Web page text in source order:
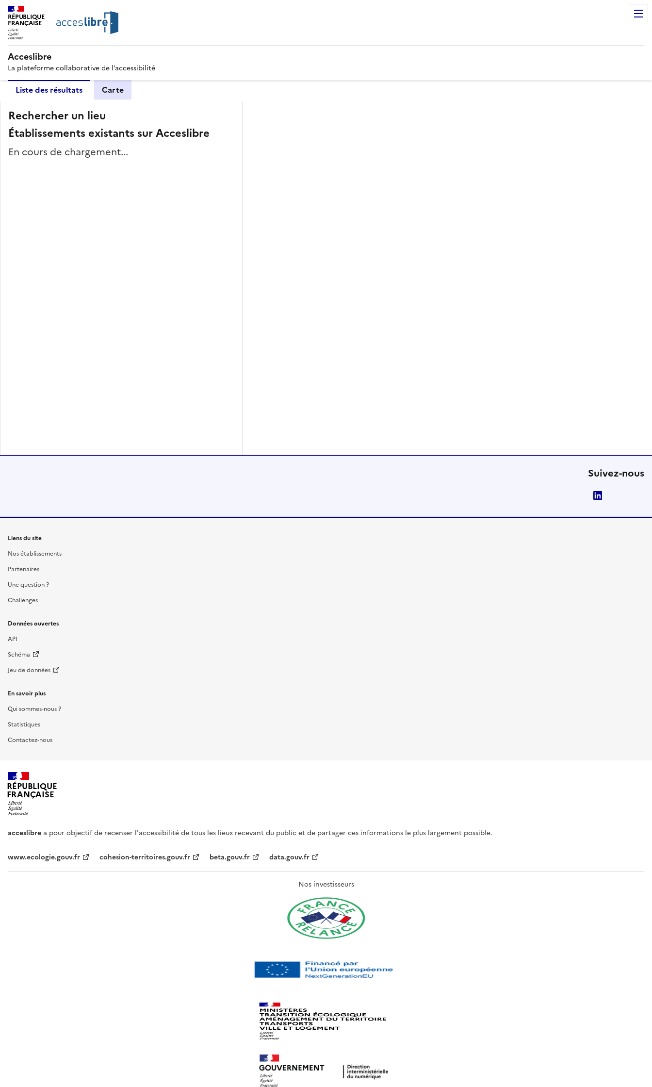
RÉPUBLIQUE
FRANÇAISE
Acceslibre
La plateforme collaborative de l’accessibilité
Liste des résultats Carte
Rechercher un lieu
Établissements existants sur Acceslibre
En cours de chargement...
Suivez-nous
Liens du site
Nos établissements
Partenaires
Une question ?
Challenges
Données ouvertes
API
Schéma
Jeu de données
En savoir plus
Qui sommes-nous ?
Statistiques
Contactez-nous
RÉPUBLIQUE
FRANÇAISE
acceslibre a pour objectif de recenser l'accessibilité de tous les lieux recevant du public et de partager ces informations le plus largement possible.
www.ecologie.gouv.fr cohesion-territoires.gouv.fr beta.gouv.fr data.gouv.fr
Nos investisseurs